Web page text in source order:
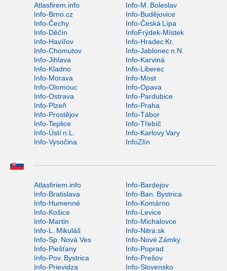
Atlasfirem.info
Info-M. Boleslav
Info-Brno.cz
Info-Budějovice
Info-Čechy
Info-Česká Lípa
Info-Děčín
InfoFrýdek-Místek
Info-Havířov
Info-Hradec Kr.
Info-Chomutov
Info-Jablonec n.N.
Info-Jihlava
Info-Karviná
Info-Kladno
Info-Liberec
Info-Morava
Info-Most
Info-Olomouc
Info-Opava
Info-Ostrava
Info-Pardubice
Info-Plzeň
Info-Praha
Info-Prostějov
Info-Tábor
Info-Teplice
Info-Třebíč
Info-Ústí n.L.
Info-Karlovy Vary
Info-Vysočina
InfoZlín
Atlasfiriem.info
Info-Bardejov
Info-Bratislava
Info-Ban. Bystrica
Info-Humenné
Info-Komárno
Info-Košice
Info-Levice
Info-Martin
Info-Michalovce
Info-L. Mikuláš
Info-Nitra.sk
Info-Sp. Nová Ves
Info-Nové Zámky
Info-Piešťany
Info-Poprad
Info-Pov. Bystrica
Info-Prešov
Info-Prievidza
Info-Slovensko